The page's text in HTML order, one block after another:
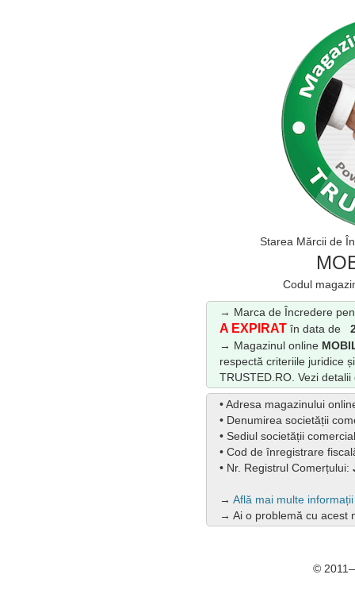
Starea Mărcii de
Codul
→ Marca de Încredere
A EXPIRAT în data de
→ Magazinul online
respectă criteriile juridice
TRUSTED.RO. Vezi
• Adresa magazinului
• Denumirea societății
• Sediul societății
• Cod de înregistrare
• Nr. Registrul Comerțului:
→ Află mai multe
→ Ai o problemă cu acest
©